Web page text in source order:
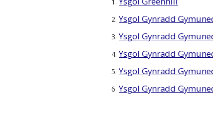
2.Ysgol Gynradd
3.Ysgol Gynradd
4.Ysgol Gynradd
5.Ysgol Gynradd
6.Ysgol Gynradd